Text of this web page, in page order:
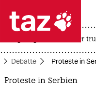
 taz
taz
usa unter
Debatte Proteste in
Proteste in Serbien